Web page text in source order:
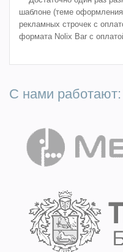
шаблоне (теме
рекламных строчек с
формата Nolix Bar с
С нами работают: